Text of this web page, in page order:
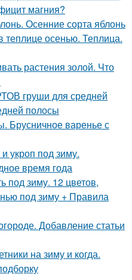
магния?
Осенние сорта яблонь
теплице осенью. Теплица.
растения золой. Что
груши для средней
полосы
Брусничное варенье с
укроп под зиму.
время года
под зиму. 12 цветов,
под зиму + Правила
Добавление статьи
на зиму и когда.